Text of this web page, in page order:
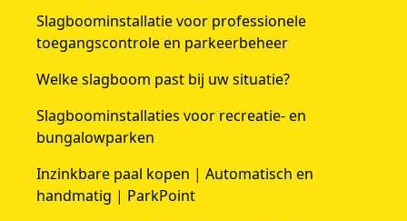
Slagboominstallatie voor professionele
toegangscontrole en parkeerbeheer
Welke slagboom past bij uw situatie?
Slagboominstallaties voor recreatie- en
bungalowparken
Inzinkbare paal kopen | Automatisch en
handmatig | ParkPoint